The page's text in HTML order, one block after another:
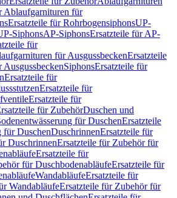
Ablaufgarnituren für
Ersatzteile für RohrbogensiphonsUP-
SiphonsAP-SiphonsErsatzteile für AP-
für
für AusgussbeckenErsatzteile
SiphonsErsatzteile für
Ersatzteile für
Ersatzteile für
Ersatzteile für
für ZubehörDuschen und
für DuschenErsatzteile
für DuschenDuschrinnenErsatzteile für
DuschrinnenErsatzteile für Zubehör für
Ersatzteile für
für DuschbodenabläufeErsatzteile für
WandabläufeErsatzteile für
WandabläufeErsatzteile für Zubehör für